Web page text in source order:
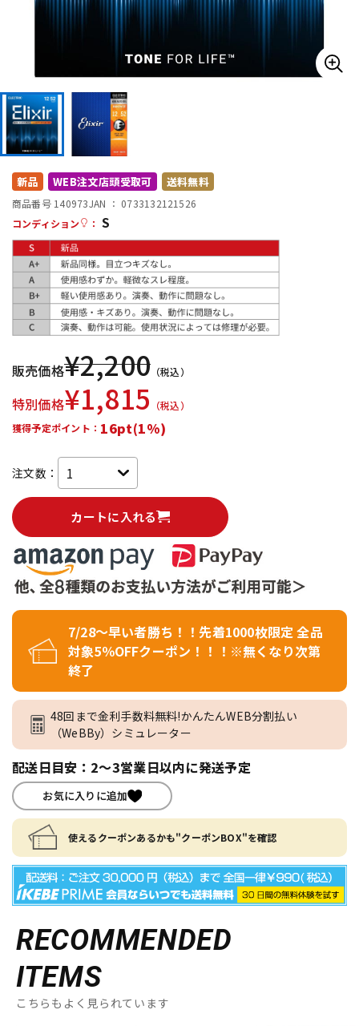
アンプ エフェクター
DTM オンライン納品
配信/ライブ機器
新品 WEB注文店頭受取可 送料無料
商品番号 140973JAN ： 0733132121526
コンディション
： S
販売価格¥2,200 （税込）
特別価格¥1,815 （税込）
獲得予定ポイント： 16pt(1%)
注文数：
カートに入れる
7/28～早い者勝ち！！先着1000枚限定 全品
対象5％OFFクーポン！！！※無くなり次第
終了
48回まで金利手数料無料!かんたんWEB分割払い
（WeBBy）シミュレーター
配送日目安：2～3営業日以内に発送予定
お気に入りに追加
使えるクーポンあるかも"クーポンBOX"を確認
RECOMMENDED
ITEMS
こちらもよく見られています